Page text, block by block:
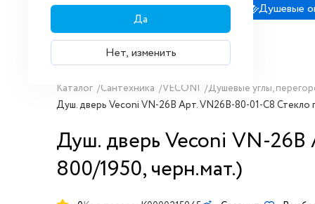
Да
Нет, изменить
Сантехника Душевые кабины Душевые
Каталог /Сантехника /VECONI /Душевые углы,
Душ. дверь Veconi VN-26B Арт. VN26B-80-01-C8 Стекло
Душ. дверь Veconi VN-26B
800/1950, черн.мат.)